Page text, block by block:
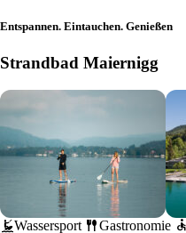
Entspannen. Eintauchen. Genießen
Strandbad Maiernigg
kitesurfingWassersport fork_spoonGastronomie accessible